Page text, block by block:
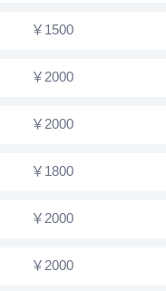
￥1500
￥2000
￥2000
￥1800
￥2000
￥2000